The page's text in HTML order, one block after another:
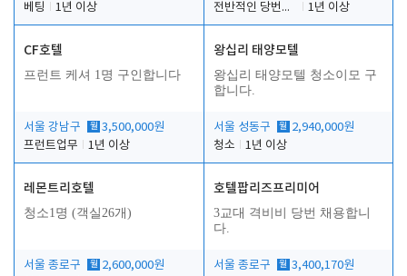
베팅
1년 이상
전반적인 당번업무
1년 이상
CF호텔
프런트 케셔 1명 구인합니다
서울 강남구 월 3,500,000원
프런트업무
1년 이상
왕십리 태양모텔
왕십리 태양모텔 청소이모 구
합니다.
서울 성동구 월 2,940,000원
청소
1년 이상
레몬트리호텔
청소1명 (객실26개)
서울 종로구 월 2,600,000원
호텔팝리즈프리미어
3교대 격비비 당번 채용합니
다.
서울 종로구 월 3,400,170원